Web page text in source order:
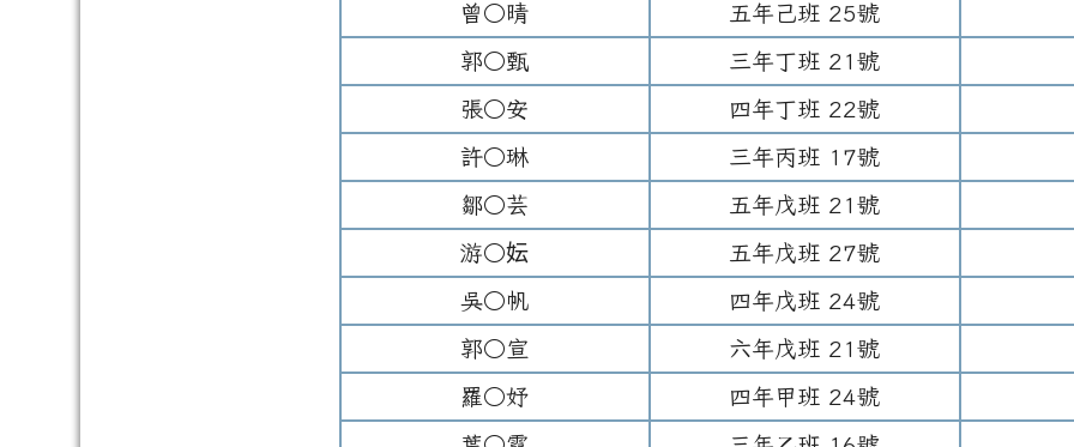
曾○晴 五年 己班 25號
郭○甄 三年丁班 21號
張○安 四年丁班 22號
許○琳 三年丙班 17號
鄒○芸 五年 戊班 21號
游○妘 五年 戊班 27號
吳○帆 四年 戊班 24號
郭○宣 六年 戊班 21號
羅○妤 四年 甲班 24號